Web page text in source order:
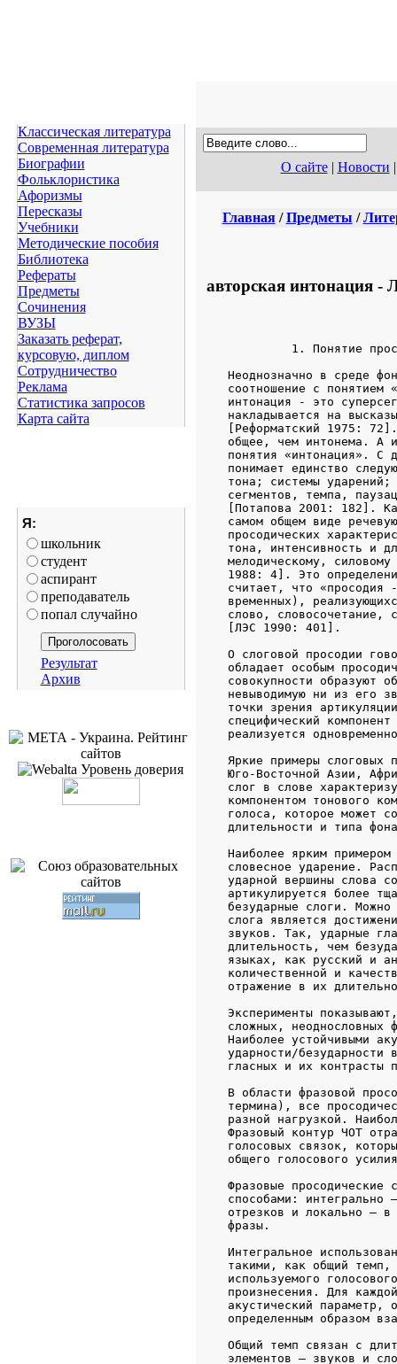
Классическая литература
Современная литература
Биографии
Фольклористика
Афоризмы
Пересказы
Учебники
Методические пособия
Библиотека
Рефераты
Предметы
Сочинения
ВУЗЫ
Заказать реферат,
курсовую, диплом
Сотрудничество
Реклама
Статистика запросов
Карта сайта
Я:
школьник
студент
аспирант
преподаватель
попал случайно
Результат
Архив
О сайте| Новости
Главная/Предметы /
авторская интонация -
1. Понятие
Неоднозначно в среде
соотношение с понятием
интонация - это
накладывается на
[Реформатский 1975:
общее, чем интонема. А
понятия «интонация». С
понимает единство
тона; системы
сегментов, темпа,
[Потапова 2001: 182].
самом общем виде
просодических
тона, интенсивность и
мелодическому,
1988: 4]. Это
считает, что «просодия
временных),
слово, словосочетание,
   [ЛЭС 1990: 401].
О слоговой просодии
обладает особым
совокупности образуют
невыводимую ни из его
точки зрения
специфический
реализуется
Яркие примеры слоговых
Юго-Восточной Азии,
слог в слове
компонентом тонового
голоса, которое может
длительности и типа
Наиболее ярким
словесное ударение.
ударной вершины слова
артикулируется более
безударные слоги.
слога является
звуков. Так, ударные
длительность, чем
языках, как русский и
количественной и
отражение в их
Эксперименты
сложных, неоднословных
Наиболее устойчивыми
ударности/безударности
гласных и их контрасты
В области фразовой
термина), все
разной нагрузкой.
Фразовый контур ЧОТ
голосовых связок,
общего голосового
Фразовые просодические
способами: интегрально
отрезков и локально —
   фразы.
Интегральное
такими, как общий
используемого
произнесения. Для
акустический параметр,
определенным образом
Общий темп связан с
элементов — звуков и